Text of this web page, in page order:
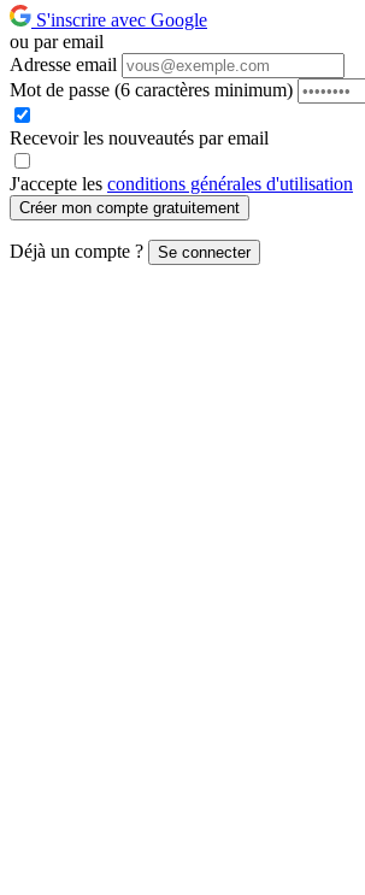
S'inscrire avec Google
ou par email
Adresse email
Mot de passe (6 caractères minimum)
Recevoir les nouveautés par email
J'accepte les conditions générales d'utilisation
Créer mon compte gratuitement
Déjà un compte ? Se connecter